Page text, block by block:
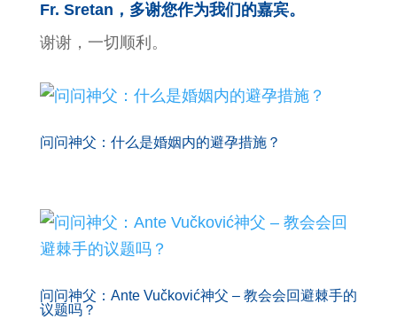
Fr. Sretan，多谢您作为我们的嘉宾。
谢谢，一切顺利。
问问神父：什么是婚姻内的避孕措施？
问问神父：Ante Vučković神父 – 教会会回避棘手的
议题吗？